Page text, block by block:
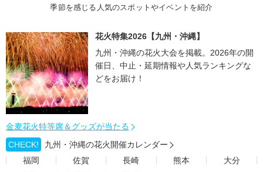
季節を感じる人気のスポットやイベントを紹介
花火特集2026【九州・沖縄】
九州・沖縄の花火大会を掲載。2026年の開
催日、中止・延期情報や人気ランキングな
どをお届け！
金麦花火特等席＆グッズが当たる
CHECK!
九州・沖縄の花火開催カレンダー
福岡
佐賀 長崎 熊本
大分